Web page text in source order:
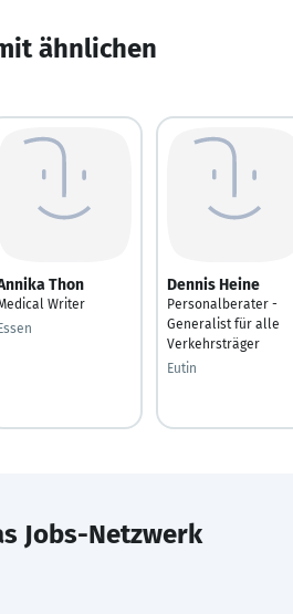
ähnlichen
Thon
Writer
Dennis Heine
Personalberater -
Generalist für alle
Verkehrsträger
Eutin
Jobs-Netzwerk